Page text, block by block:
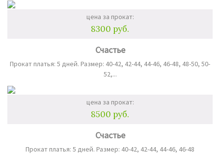
цена за прокат:
8300 руб.
Счастье
Прокат платья: 5 дней. Размер: 40-42, 42-44, 44-46, 46-48, 48-50, 50-
52,...
цена за прокат:
8500 руб.
Счастье
Прокат платья: 5 дней. Размер: 40-42, 42-44, 44-46, 46-48